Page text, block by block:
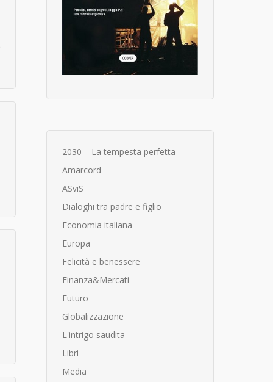
2030 – La tempesta perfetta
Amarcord
ASviS
Dialoghi tra padre e figlio
Economia italiana
Europa
Felicità e benessere
Finanza&Mercati
Futuro
Globalizzazione
L'intrigo saudita
Libri
Media